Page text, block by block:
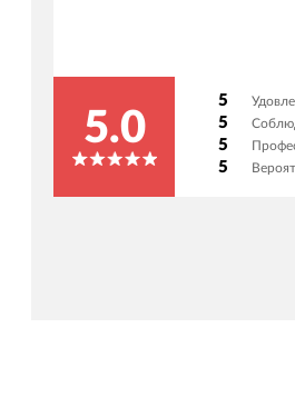
5.0
5
5
5
5